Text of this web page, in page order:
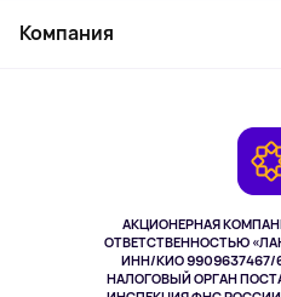
АКЦИОНЕРНАЯ
ОТВЕТСТВЕННОСТЬЮ
ИНН/КИО 9909637467/
НАЛОГОВЫЙ ОРГАН
Косметика и уход
Как заказать
Компания